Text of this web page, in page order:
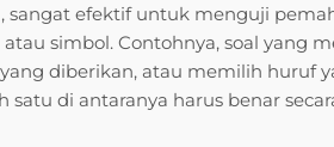
sangat efektif untuk menguji
simbol. Contohnya, soal yang
diberikan, atau memilih huruf
satu di antaranya harus benar